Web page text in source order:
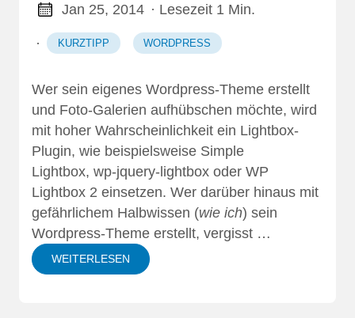
Jan 25, 2014 · Lesezeit 1 Min.
· KURZTIPP WORDPRESS
Wer sein eigenes Wordpress-Theme erstellt
und Foto-Galerien aufhübschen möchte, wird
mit hoher Wahrscheinlichkeit ein Lightbox-
Plugin, wie beispielsweise Simple
Lightbox, wp-jquery-lightbox oder WP
Lightbox 2 einsetzen. Wer darüber hinaus mit
gefährlichem Halbwissen (wie ich) sein
Wordpress-Theme erstellt, vergisst …
WEITERLESEN